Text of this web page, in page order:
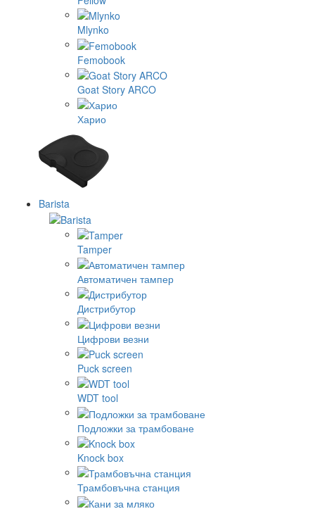
Mlynko
Femobook
Goat Story ARCO
Харио
Barista
Tamper
Автоматичен тампер
Дистрибутор
Цифрови везни
Puck screen
WDT tool
Подложки за трамбоване
Knock box
Трамбовъчна станция